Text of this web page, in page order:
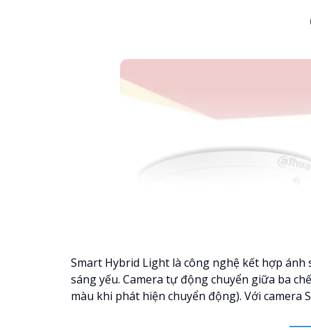
Smart Hybrid Light là công nghệ kết hợp
sáng yếu. Camera tự động chuyển giữa ba
màu khi phát hiện chuyển động). Với camera